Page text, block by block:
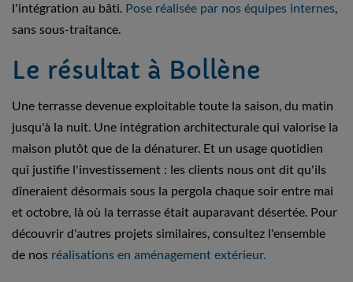
l'intégration au bâti. Pose réalisée par nos équipes internes,
sans sous-traitance.
Le résultat à Bollène
Une terrasse devenue exploitable toute la saison, du matin
jusqu'à la nuit. Une intégration architecturale qui valorise la
maison plutôt que de la dénaturer. Et un usage quotidien
qui justifie l'investissement : les clients nous ont dit qu'ils
dîneraient désormais sous la pergola chaque soir entre mai
et octobre, là où la terrasse était auparavant désertée. Pour
découvrir d'autres projets similaires, consultez l'ensemble
de nos réalisations en aménagement extérieur.